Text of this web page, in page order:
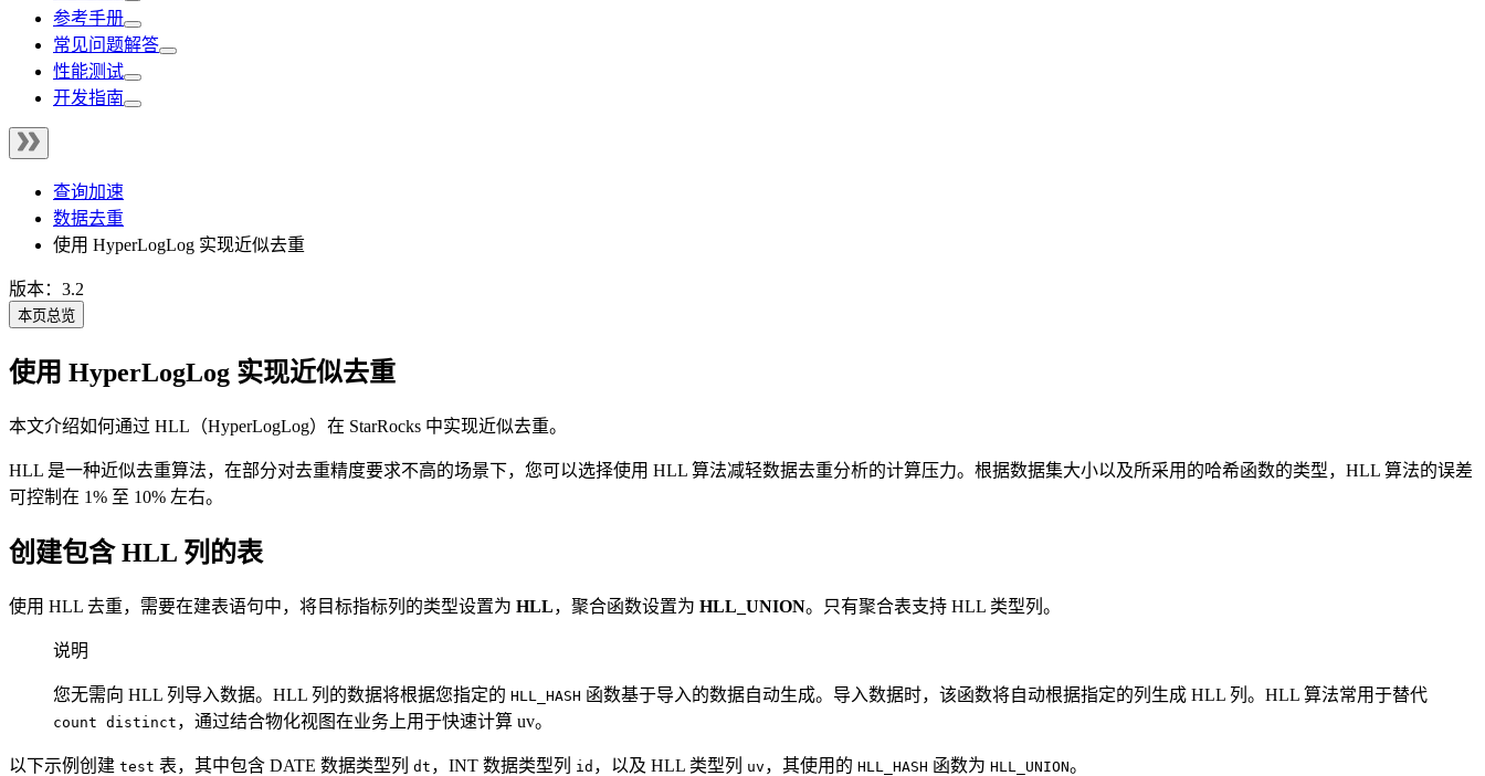
参考手册
常见问题解答
性能测试
开发指南
查询加速
数据去重
使用 HyperLogLog 实现近似去重
版本：3.2
本页总览
使用 HyperLogLog 实现近似去重
本文介绍如何通过 HLL（HyperLogLog）在 StarRocks 中实现近似去重。
HLL 是一种近似去重算法，在部分对去重精度要求不高的场景下，您可以选择使用 HLL 算法减轻数据去重分析的计算压力。根据数据集大小以及所采用的哈希函数的类型，HLL 算法的误差
可控制在 1% 至 10% 左右。
创建包含 HLL 列的表
使用 HLL 去重，需要在建表语句中，将目标指标列的类型设置为 HLL，聚合函数设置为 HLL_UNION。只有聚合表支持 HLL 类型列。
说明
您无需向 HLL 列导入数据。HLL 列的数据将根据您指定的 HLL_HASH 函数基于导入的数据自动生成。导入数据时，该函数将自动根据指定的列生成 HLL 列。HLL 算法常用于替代
count distinct ，通过结合物化视图在业务上用于快速计算 uv。
以下示例创建 test 表，其中包含 DATE 数据类型列 dt ，INT 数据类型列 id ，以及 HLL 类型列 uv ，其使用的 HLL_HASH 函数为 HLL_UNION。